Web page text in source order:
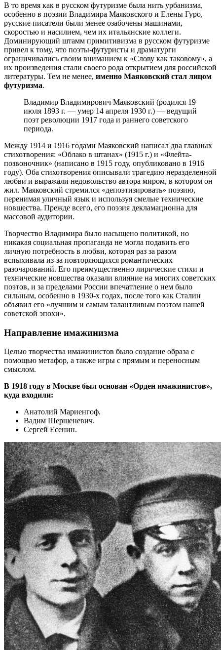
В то время как в русском футуризме была нить урбанизма,
особенно в поэзии Владимира Маяковского и Елены Гуро,
русские писатели были менее озабочены машинами,
скоростью и насилием, чем их итальянские коллеги.
Доминирующий штамм примитивизма в русском футуризме
привел к тому, что поэты-футуристы и драматурги
ограничивались своим вниманием к «Слову как таковому», а
их произведения стали своего рода открытием для российской
литературы. Тем не менее, именно Маяковский стал лицом
футуризма.
Владимир Владимирович Маяковский (родился 19
июля 1893 г. — умер 14 апреля 1930 г.) — ведущий
поэт революции 1917 года и раннего советского
периода.
Между 1914 и 1916 годами Маяковский написал два главных
стихотворения: «Облако в штанах» (1915 г.) и «Флейта-
позвоночник» (написано в 1915 году, опубликовано в 1916
году). Оба стихотворения описывали трагедию неразделенной
любви и выражали недовольство автора миром, в котором он
жил. Маяковский стремился «депоэтизировать» поэзию,
перенимая уличный язык и используя смелые технические
новшества. Прежде всего, его поэзия декламационна для
массовой аудитории.
Творчество Владимира было насыщено политикой, но
никакая социальная пропаганда не могла подавить его
личную потребность в любви, которая раз за разом
вспыхивала из-за повторяющихся романтических
разочарований. Его преимущественно лирические стихи и
технические новшества оказали влияние на многих советских
поэтов, и за пределами России впечатление о нем было
сильным, особенно в 1930-х годах, после того как Сталин
объявил его «лучшим и самым талантливым поэтом нашей
советской эпохи».
Направление имажинизма
Целью творчества имажинистов было создание образа с
помощью метафор, а также игры с прямым и переносным
смыслом.
В 1918 году в Москве был основан «Орден имажинистов»,
куда входили:
Анатолий Мариенгоф.
Вадим Шершеневич.
Сергей Есенин.